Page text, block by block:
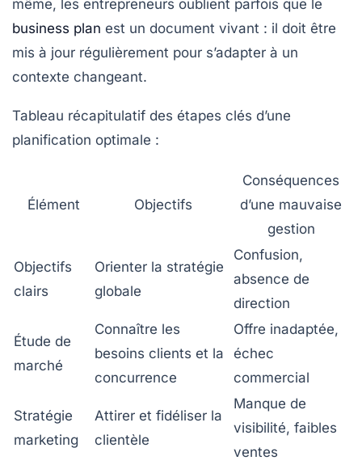
même, les entrepreneurs oublient parfois que le
business plan est un document vivant : il doit être
mis à jour régulièrement pour s’adapter à un
contexte changeant.
Tableau récapitulatif des étapes clés d’une
planification optimale :
Élément Objectifs
Conséquences
d’une mauvaise
gestion
Objectifs
clairs
Orienter la stratégie
globale
Confusion,
absence de
direction
Étude de
marché
Connaître les
besoins clients et la
concurrence
Offre inadaptée,
échec
commercial
Stratégie
marketing
Attirer et fidéliser la
clientèle
Manque de
visibilité, faibles
ventes